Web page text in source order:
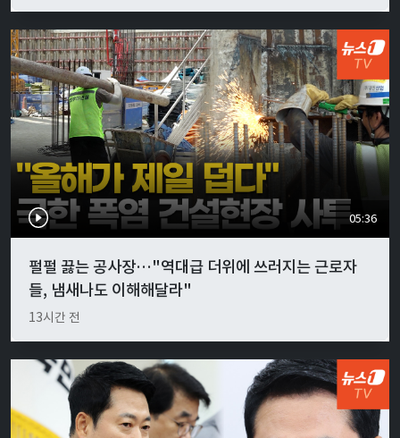
05:36
펄펄 끓는 공사장…"역대급 더위에 쓰러지는 근로자
들, 냄새나도 이해해달라"
13시간 전